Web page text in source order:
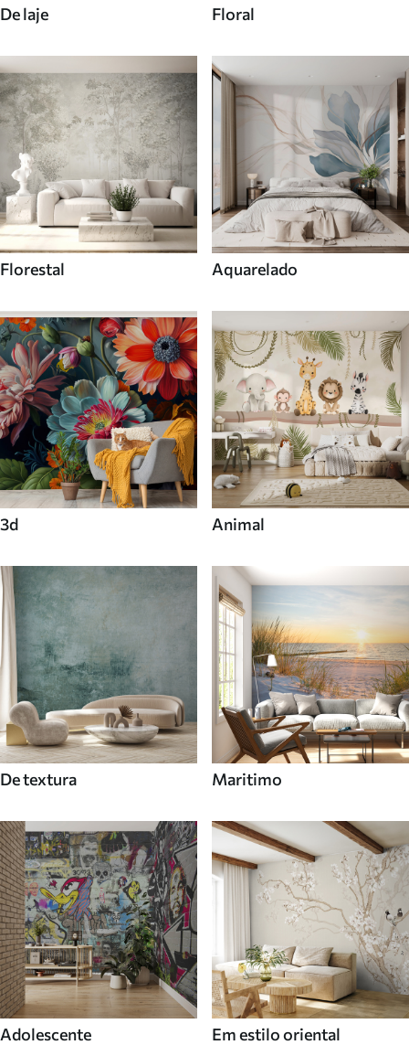
De laje Floral
Florestal Aquarelado
3d Animal
De textura Maritimo
Adolescente Em estilo oriental